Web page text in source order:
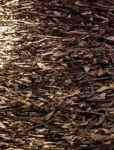
auf Qualität und Aktualität. Deshalb bietet das